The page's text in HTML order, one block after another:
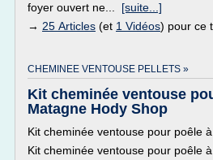
foyer ouvert ne... [suite...]
→ 25 Articles (et 1 Vidéos) pour ce
CHEMINEE VENTOUSE PELLETS »
Kit cheminée ventouse
Matagne Hody Shop
Kit cheminée ventouse pour poêle
Kit cheminée ventouse pour poêle